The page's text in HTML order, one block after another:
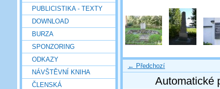
PUBLICISTIKA - TEXTY
DOWNLOAD
BURZA
SPONZORING
ODKAZY
NÁVŠTĚVNÍ KNIHA
ČLENSKÁ
← Předchozí
Automatické